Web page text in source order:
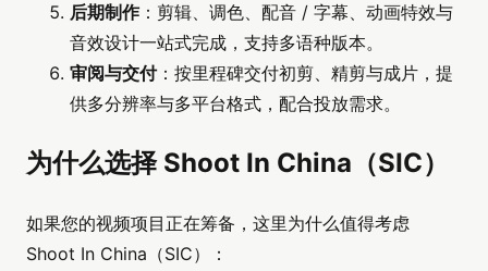
后期制作：剪辑、调色、配音 / 字幕、动画特效与
音效设计一站式完成，支持多语种版本。
审阅与交付：按里程碑交付初剪、精剪与成片，提
供多分辨率与多平台格式，配合投放需求。
为什么选择 Shoot In China（SIC）
如果您的视频项目正在筹备，这里为什么值得考虑
Shoot In China（SIC）：